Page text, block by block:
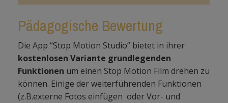
Pädagogische Bewertung
Die App “Stop Motion Studio” bietet in ihrer
kostenlosen Variante grundlegenden
Funktionen um einen Stop Motion Film drehen zu
können. Einige der weiterführenden Funktionen
(z.B.externe Fotos einfügen oder Vor- und